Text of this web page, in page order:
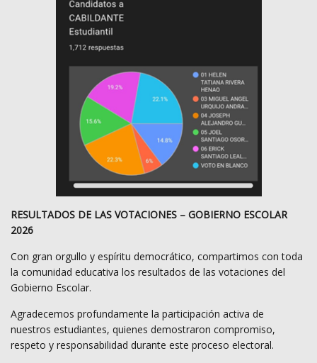
RESULTADOS DE LAS VOTACIONES – GOBIERNO ESCOLAR
2026
Con gran orgullo y espíritu democrático, compartimos con toda
la comunidad educativa los resultados de las votaciones del
Gobierno Escolar.
Agradecemos profundamente la participación activa de
nuestros estudiantes, quienes demostraron compromiso,
respeto y responsabilidad durante este proceso electoral.